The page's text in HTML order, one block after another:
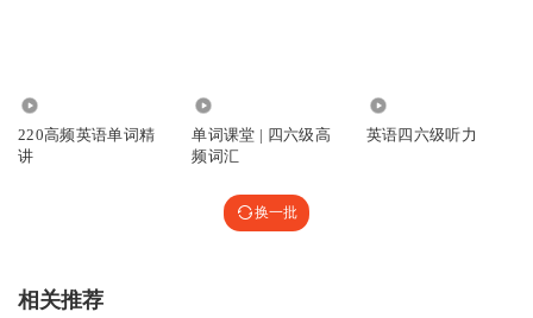
220高频英语单词精
讲
单词课堂 | 四六级高
频词汇
英语四六级听力
换一批
相关推荐